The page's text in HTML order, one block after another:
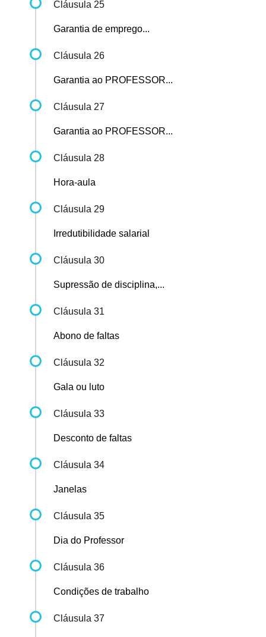
Cláusula 25
Garantia de emprego...
Cláusula 26
Garantia ao PROFESSOR...
Cláusula 27
Garantia ao PROFESSOR...
Cláusula 28
Hora-aula
Cláusula 29
Irredutibilidade salarial
Cláusula 30
Supressão de disciplina,...
Cláusula 31
Abono de faltas
Cláusula 32
Gala ou luto
Cláusula 33
Desconto de faltas
Cláusula 34
Janelas
Cláusula 35
Dia do Professor
Cláusula 36
Condições de trabalho
Cláusula 37